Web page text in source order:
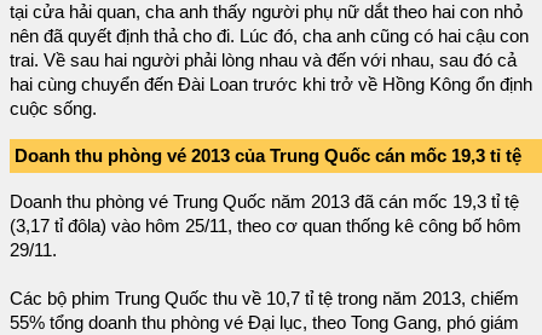
tại cửa hải quan, cha anh thấy người phụ nữ dắt theo hai con nhỏ
nên đã quyết định thả cho đi. Lúc đó, cha anh cũng có hai cậu con
trai. Về sau hai người phải lòng nhau và đến với nhau, sau đó cả
hai cùng chuyển đến Đài Loan trước khi trở về Hồng Kông ổn định
cuộc sống.
Doanh thu phòng vé 2013 của Trung Quốc cán mốc 19,3 tỉ tệ
Doanh thu phòng vé Trung Quốc năm 2013 đã cán mốc 19,3 tỉ tệ
(3,17 tỉ đôla) vào hôm 25/11, theo cơ quan thống kê công bố hôm
29/11.
Các bộ phim Trung Quốc thu về 10,7 tỉ tệ trong năm 2013, chiếm
55% tổng doanh thu phòng vé Đại lục, theo Tong Gang, phó giám